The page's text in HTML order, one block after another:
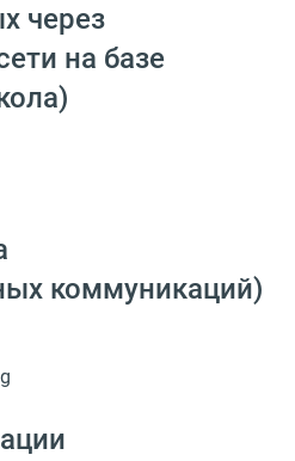
через
на базе
коммуникаций)